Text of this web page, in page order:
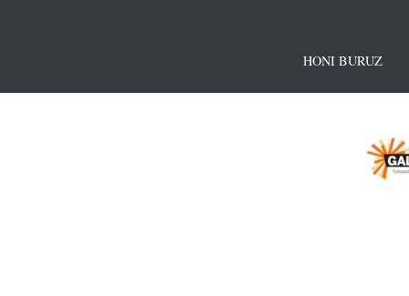
HONI BURUZ